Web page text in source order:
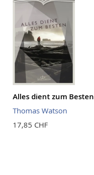
Alles dient zum Besten
Thomas Watson
17,85 CHF